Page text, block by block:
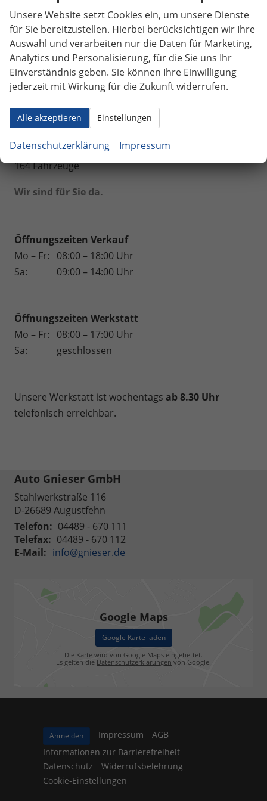
Toyota
Volkswagen
Volvo
Weinsberg
Geparkte Fahrzeuge (
164 Fahrzeuge
Wir sind für Sie da.
Öffnungszeiten Verkauf
Mo – Fr: 08:00 – 18:00 Uhr
Sa:
09:00 – 14:00 Uhr
Öffnungszeiten Werkstatt
Mo – Fr: 08:00 – 17:00 Uhr
Sa:
geschlossen
Unsere Werkstatt ist wochentags ab 8.30 Uhr
telefonisch erreichbar.
Auto Gnieser GmbH
Stahlwerkstraße 116
D-26689 Augustfehn
Telefon: 04489 - 670 111
Telefax: 04489 - 670 112
E-Mail: info@gnieser.de
Google Maps
Google Karte laden
Die Karte wird von Google Maps eingebettet.
Es gelten die Datenschutzerklärungen von Google.
Anmelden Impressum
AGB
Informationen zur Barrierefreiheit
Datenschutz
Widerrufsbelehrung
Cookie-Einstellungen
Unsere Website setzt Cookies ein, um unsere Dienste
für Sie bereitzustellen. Hierbei berücksichtigen wir Ihre
Auswahl und verarbeiten nur die Daten für Marketing,
Analytics und Personalisierung, für die Sie uns Ihr
Einverständnis geben. Sie können Ihre Einwilligung
jederzeit mit Wirkung für die Zukunft widerrufen.
Alle akzeptieren Einstellungen
Datenschutzerklärung Impressum